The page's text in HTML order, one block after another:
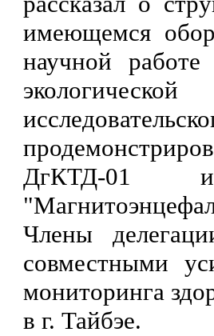
имеющемся
научной
ДгКТД-01 и
Члены
совместными
мониторинга
в г. Тайбэе.